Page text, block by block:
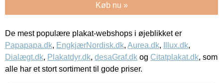
Køb nu »
De mest populære plakat-webshops i øjeblikket er
Papapapa.dk, EngkjærNordisk.dk, Aurea.dk, Illux.dk,
Dialægt.dk, Plakatdyr.dk, desaGraf.dk og Citatplakat.dk, som
alle har et stort sortiment til gode priser.